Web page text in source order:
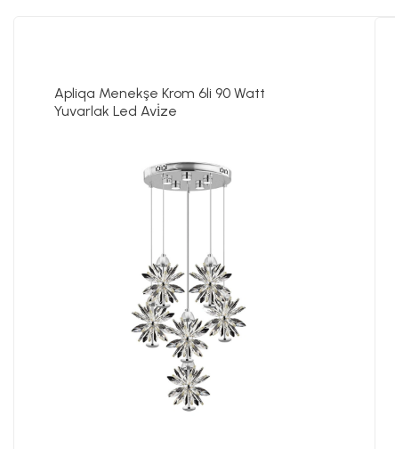
Apliqa Menekşe Krom 6li 90 Watt
Yuvarlak Led Avi̇ze